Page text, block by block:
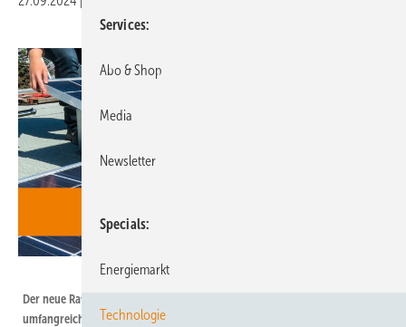
Der neue Ratgeber bietet privaten und gewerblichen Solarkunden
umfangreiche Informationen rund um solaren Eigenverbrauch.
Services
Abo & Shop
Media
Newsletter
Specials
Energiemarkt
Technologie